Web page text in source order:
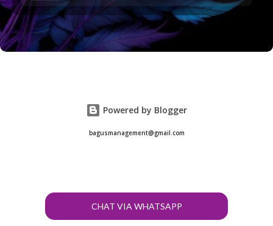
CHAT VIA WHATSAPP
Powered by Blogger
bagusmanagement@gmail.com